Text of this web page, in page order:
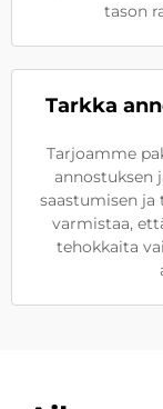
tason
Tarkka
Tarjoamme
annostuksen
saastumisen ja
varmistaa,
tehokkaita